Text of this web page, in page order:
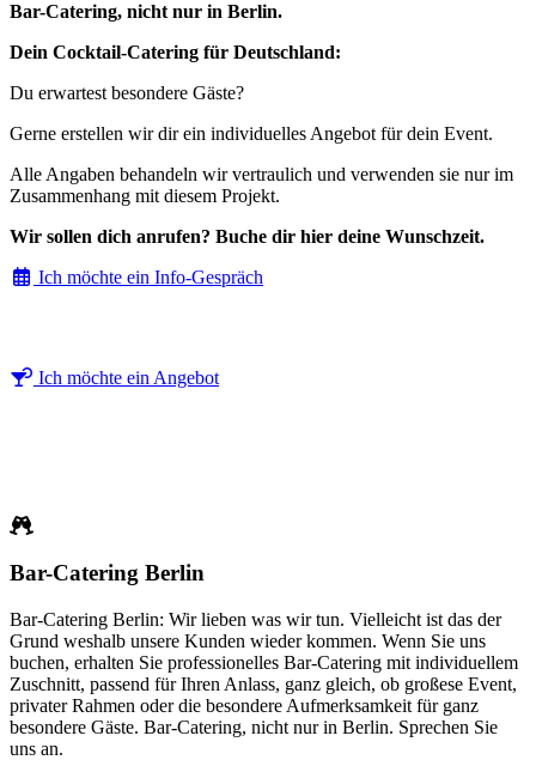
Bar-Catering, nicht nur in Berlin.
Dein Cocktail-Catering für Deutschland:
Du erwartest besondere Gäste?
Gerne erstellen wir dir ein individuelles Angebot für dein Event.
Alle Angaben behandeln wir vertraulich und verwenden sie nur im
Zusammenhang mit diesem Projekt.
Wir sollen dich anrufen? Buche dir hier deine Wunschzeit.
Ich möchte ein Info-Gespräch
Ich möchte ein Angebot
Bar-Catering Berlin
Bar-Catering Berlin: Wir lieben was wir tun. Vielleicht ist das der
Grund weshalb unsere Kunden wieder kommen. Wenn Sie uns
buchen, erhalten Sie professionelles Bar-Catering mit individuellem
Zuschnitt, passend für Ihren Anlass, ganz gleich, ob großese Event,
privater Rahmen oder die besondere Aufmerksamkeit für ganz
besondere Gäste. Bar-Catering, nicht nur in Berlin. Sprechen Sie
uns an.